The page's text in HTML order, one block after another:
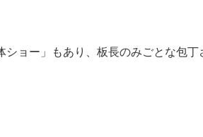
ショー」もあり、板長のみごとな包